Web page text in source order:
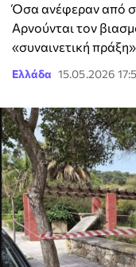
Όσα ανέφεραν από
Αρνούνται τον
«συναινετική
Ελλάδα 15.05.2026